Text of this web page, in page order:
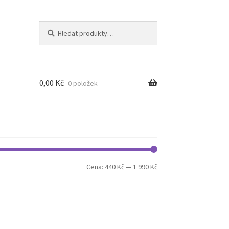
0,00 Kč 0 položek
Minimální
Maximální
Cena: 440 Kč—1 990 Kč